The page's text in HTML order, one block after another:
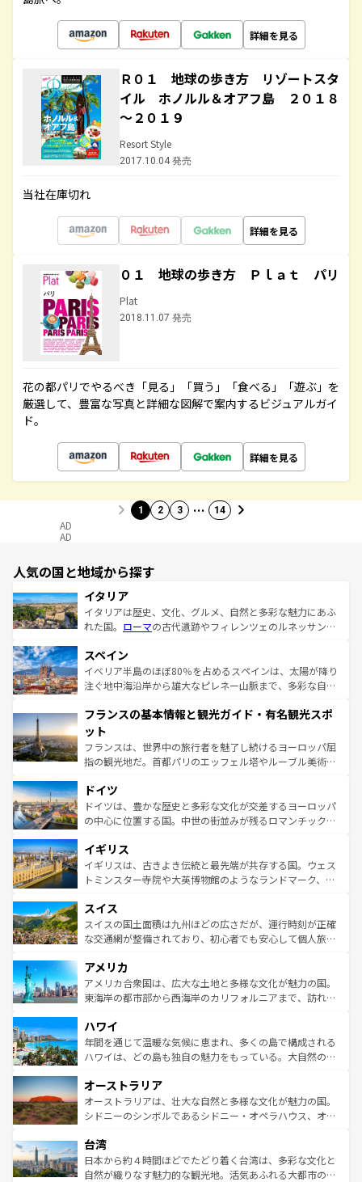
詳細を見る
Ｒ０１ 地球の歩き方 リゾートスタ
イル ホノルル＆オアフ島 ２０１８
～２０１９
Resort Style
2017.10.04 発売
当社在庫切れ
詳細を見る
０１ 地球の歩き方 Ｐｌａｔ パリ
Plat
2018.11.07 発売
花の都パリでやるべき「見る」「買う」「食べる」「遊ぶ」を
厳選して、豊富な写真と詳細な図解で案内するビジュアルガイ
ド。
詳細を見る
1 2 3 … 14
AD
AD
人気の国と地域から探す
イタリア
イタリアは歴史、文化、グルメ、自然と多彩な魅力にあふ
れた国。 ローマの古代遺跡やフィレンツェのルネッサンス
ろん、トスカーナの美しい田園風景やアマルフィ海岸の絶
景など、自然景観も見逃せない。観光の合間には、本場の
ピザやパスタなど、絶品のイタリア料理を堪能することも
ませてくれるイタリアで、忘れられない旅をしてみよう！
なお、新着のイタリア情報は
しい。
スペイン
イベリア半島のほぼ80％を占めるスペインは、太陽が降り
注ぐ地中海沿岸から雄大なピレネー山脈まで、多彩な自然
文化が根付くこの国では、情熱的なフラメンコ、熱気あふ
れる闘牛、そして美味しいタパスが生活の一部となってい
る。首都マドリードの洗練された雰囲気や、バルセロナの
アートに溢れた街角から、地方では古代ローマ遺跡や中世
せる。地方によって風土や気候が異なるスペインはその個
性で訪れる人を魅了する。 なお、新着のスペイン情報は コ
ンテンツ一覧を参照してほしい。
フランスの基本情報と観光ガイド・有名観光スポ
ット
フランスは、世界中の旅行者を魅了し続けるヨーロッパ屈
指の観光地だ。首都パリのエッフェル塔やルーブル美術館
で、幅広い魅力が詰まっている。華麗な宮殿、歴史的な大
聖堂、美しいビーチ、そして豊かな自然が、訪れる者を心
から魅了する。また、フランスは美食の国としても知ら
いる。シャンパンの発祥地であるランス、プロヴァンスの
香り高いラベンダー畑など、多彩な楽しみ方が可能だ。さ
らに、パリ以外の地域にも魅力が溢れており、どの街角に
れる地方に足を運ぶとそれぞれで全く異なる文化を体験で
きるだろう。 なお、新着のフランス情報はコンテンツ一覧
を参照してほしい。
ドイツ
ドイツは、豊かな歴史と多彩な文化が交差するヨーロッパ
の中心に位置する国。中世の街並みが残るロマンチック街
顔を持つこの国は、どこを歩いても飽きることがない。ベ
ルリンの文化的活気、バイエルン州のアルプスの絶景、そ
してライン川沿いのワイン畑といった風景は必見。ビール
は、お酒好きな人にはぜひ体験してほしい。 なお、新着の
ドイツ情報はコンテンツ一覧を参照してほしい。
イギリス
イギリスは、古きよき伝統と最先端が共存する国。ウェス
トミンスター寺院や大英博物館のようなランドマーク、歴
リアごとに異なる魅力がある。また、優雅なアフタヌーン
ティー、ビール好きにはたまらない英国パブ、サッカー観
戦など、本場だからこそできる体験も豊富。イギリスを旅
ンツ一覧を参照してほしい。
スイス
スイスの国土面積は九州ほどの広さだが、運行時刻が正確
な交通網が整備されており、初心者でも安心して個人旅行
の建物がそのまま残る町や、スイスならではのユニークな
博物館もあり、アルプス観光だけでなく町歩きも満喫する
ことができる。国民の所得が高いため物価も高いが、旅行
ば市内交通費無料で観光を楽しむこともできる。 なお、新
着のスイス情報はコンテンツ一覧 を参照してほしい。
アメリカ
アメリカ合衆国は、広大な土地と多様な文化が魅力の国。
東海岸の都市部から西海岸のカリフォルニアまで、訪れる
のような巨大都市は、観光、ショッピング、エンターテイ
ンメントが詰まった刺激的なスポットだ。一方、アメリカ
西部には大自然が広がり、グランドキャニオンやイエロー
部のニューオーリンズでは、音楽と美食が融合した独特の
文化が魅力。旅行者はアメリカの各地域で異なる魅力を楽
しみながら、その多様性と豊かな歴史を感じることができ
ならではの贅沢な旅のスタイルだ。 なお、新着のアメリカ
情報はコンテンツ一覧を参照してほしい。
ハワイ
年間を通じて温暖な気候に恵まれ、多くの島で構成される
ハワイは、どの島も独自の魅力をもっている。大自然の神
ワイ島は見逃せない。また、定番の観光地といえばオアフ
島だが、静かな自然を求めるならマウイ島やカウアイ島が
おすすめ。エメラルドグリーンに輝く海をはじめ、豊かな
れるおもてなしの心で訪れる人々を迎えてくれるハワイの
人々、おいしいローカルフードやハワイアンミュージッ
ク、伝統的なフラダンスなど、すべてがハワイの魅力を彩
オーストラリア
オーストラリアは、壮大な自然と多様な文化が魅力の国。
シドニーのシンボルであるシドニー・オペラハウス、オー
リアリーフや大陸中央部にそびえるウルル（エアーズロッ
ク）、タスマニアの美しい原生林やケアンズの熱帯雨林な
ど、見どころがたくさん。また、カフェやワイン、オージ
台湾
日本から約４時間ほどでたどり着く台湾は、多彩な文化と
自然が織りなす魅力的な観光地。活気あふれる大都市の台